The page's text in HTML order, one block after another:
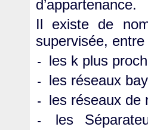
d’appartenance.
Il existe de
supervisée,
- les k plus
- les réseaux
- les réseaux de
- les